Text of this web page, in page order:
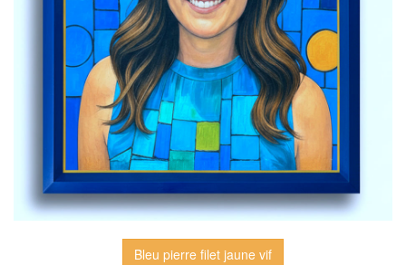
Bleu pierre filet jaune vif